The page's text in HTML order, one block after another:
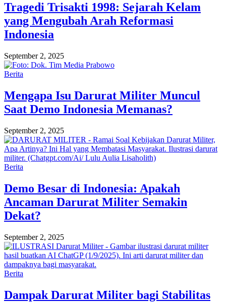
Tragedi Trisakti 1998: Sejarah Kelam
yang Mengubah Arah Reformasi
Indonesia
September 2, 2025
Berita
Mengapa Isu Darurat Militer Muncul
Saat Demo Indonesia Memanas?
September 2, 2025
Berita
Demo Besar di Indonesia: Apakah
Ancaman Darurat Militer Semakin
Dekat?
September 2, 2025
Berita
Dampak Darurat Militer bagi Stabilitas